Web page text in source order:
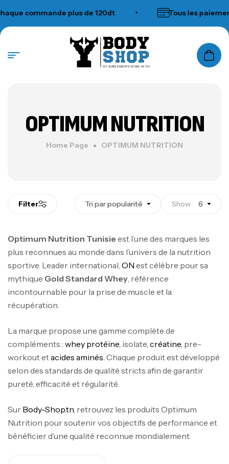
commande plus de 120dt Tous les
N°1 SUPPLEMENTS STORE IN TUNISIA
OPTIMUM NUTRITION
Home Page OPTIMUM NUTRITION
Filter Tri par popularité Show 6
Optimum Nutrition Tunisie est l’une des marques les
plus reconnues au monde dans l’univers de la nutrition
sportive. Leader international, ON est célèbre pour sa
mythique Gold Standard Whey, référence
incontournable pour la prise de muscle et la
récupération.
La marque propose une gamme complète de
compléments : whey protéine, isolate, créatine, pre-
workout etacides aminés. Chaque produit est développé
selon des standards de qualité stricts afin de garantir
pureté, efficacité et régularité.
Sur Body-Shop.tn, retrouvez les produits Optimum
Nutrition pour soutenir vos objectifs de performance et
bénéficier d’une qualité reconnue mondialement.